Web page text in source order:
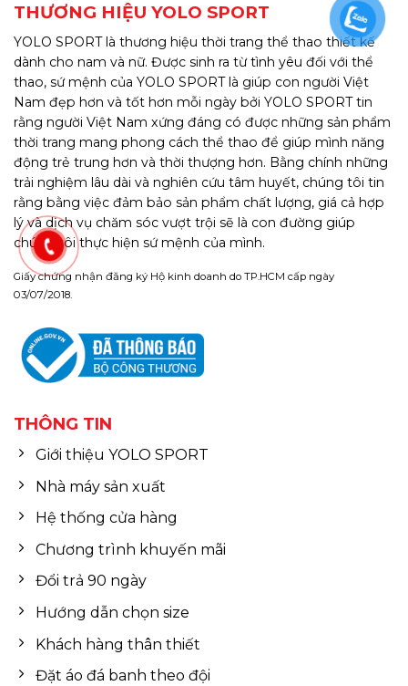
THƯƠNG HIỆU YOLO SPORT
YOLO SPORT là thương hiệu thời trang thể thao thiết kế
dành cho nam và nữ. Được sinh ra từ tình yêu đối với thể
thao, sứ mệnh của YOLO SPORT là giúp con người Việt
Nam đẹp hơn và tốt hơn mỗi ngày bởi YOLO SPORT tin
rằng người Việt Nam xứng đáng có được những sản phẩm
thời trang mang phong cách thể thao để giúp mình năng
động trẻ trung hơn và thời thượng hơn. Bằng chính những
trải nghiệm lâu dài và nghiên cứu tâm huyết, chúng tôi tin
rằng bằng việc đảm bảo sản phẩm chất lượng, giá cả hợp
lý và dịch vụ chăm sóc vượt trội sẽ là con đường giúp
chúng tôi thực hiện sứ mệnh của mình.
Giấy chứng nhận đăng ký Hộ kinh doanh do TP.HCM cấp ngày
03/07/2018.
THÔNG TIN
Giới thiệu YOLO SPORT
Nhà máy sản xuất
Hệ thống cửa hàng
Chương trình khuyến mãi
Đổi trả 90 ngày
Hướng dẫn chọn size
Khách hàng thân thiết
Đặt áo đá banh theo đội